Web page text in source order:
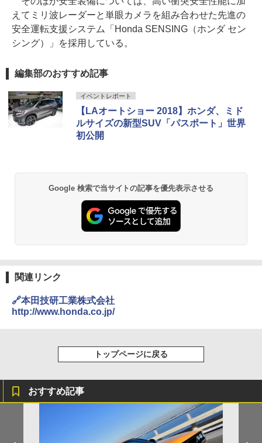
えてミリ波レーダーと単眼カメラを組み合わせた先進の
安全運転支援システム「Honda SENSING（ホンダ セン
シング）」を採用している。
編集部のおすすめ記事
イベントレポート
【LAオートショー 2018】ホンダ、ミド
ルサイズの新型SUV「パスポート」世界
初公開
Google 検索で当サイトの記事を優先表示させる
関連リンク
🔗本田技研工業株式会社
http://www.honda.co.jp/
トップページに戻る
おすすめ記事